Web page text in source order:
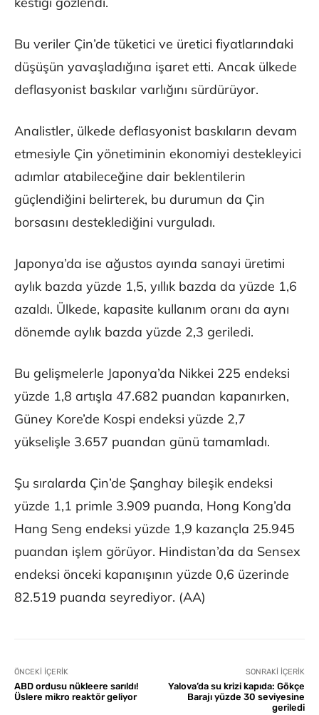
Bu veriler Çin’de tüketici ve üretici fiyatlarındaki
düşüşün yavaşladığına işaret etti. Ancak ülkede
deflasyonist baskılar varlığını sürdürüyor.
Analistler, ülkede deflasyonist baskıların devam
etmesiyle Çin yönetiminin ekonomiyi destekleyici
adımlar atabileceğine dair beklentilerin
güçlendiğini belirterek, bu durumun da Çin
borsasını desteklediğini vurguladı.
Japonya’da ise ağustos ayında sanayi üretimi
aylık bazda yüzde 1,5, yıllık bazda da yüzde 1,6
azaldı. Ülkede, kapasite kullanım oranı da aynı
dönemde aylık bazda yüzde 2,3 geriledi.
Bu gelişmelerle Japonya’da Nikkei 225 endeksi
yüzde 1,8 artışla 47.682 puandan kapanırken,
Güney Kore’de Kospi endeksi yüzde 2,7
yükselişle 3.657 puandan günü tamamladı.
Şu sıralarda Çin’de Şanghay bileşik endeksi
yüzde 1,1 primle 3.909 puanda, Hong Kong’da
Hang Seng endeksi yüzde 1,9 kazançla 25.945
puandan işlem görüyor. Hindistan’da da Sensex
endeksi önceki kapanışının yüzde 0,6 üzerinde
82.519 puanda seyrediyor. (AA)
ÖNCEKI İÇERIK
ABD ordusu nükleere sarıldı!
Üslere mikro reaktör geliyor
SONRAKI İÇERIK
Yalova’da su krizi kapıda: Gökçe
Barajı yüzde 30 seviyesine
geriledi